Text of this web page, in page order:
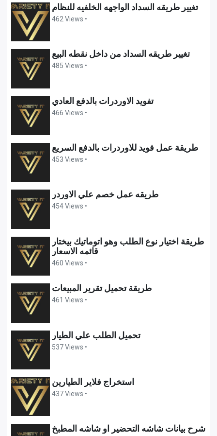
تغيير طريقه السداد الواجهه الخلفيه للنظام
462 Views •
تغيير طريقه السداد من داخل نقطه البيع
485 Views •
تفويد الاوردرات بالدفع العادي
466 Views •
طريقة عمل فويد للاوردرات بالدفع السريع
453 Views •
طريقه عمل خصم علي الاوردر
454 Views •
طريقة اختيار نوع الطلب وهو اتوماتيك بيختار
قائمه الاسعار
460 Views •
طريقة تحميل تقرير المبيعات
461 Views •
تحميل الطلب علي الطيار
537 Views •
استخراج فلاير الطيارين
437 Views •
شرح بيانات شاشه التحضير او شاشه المطبخ